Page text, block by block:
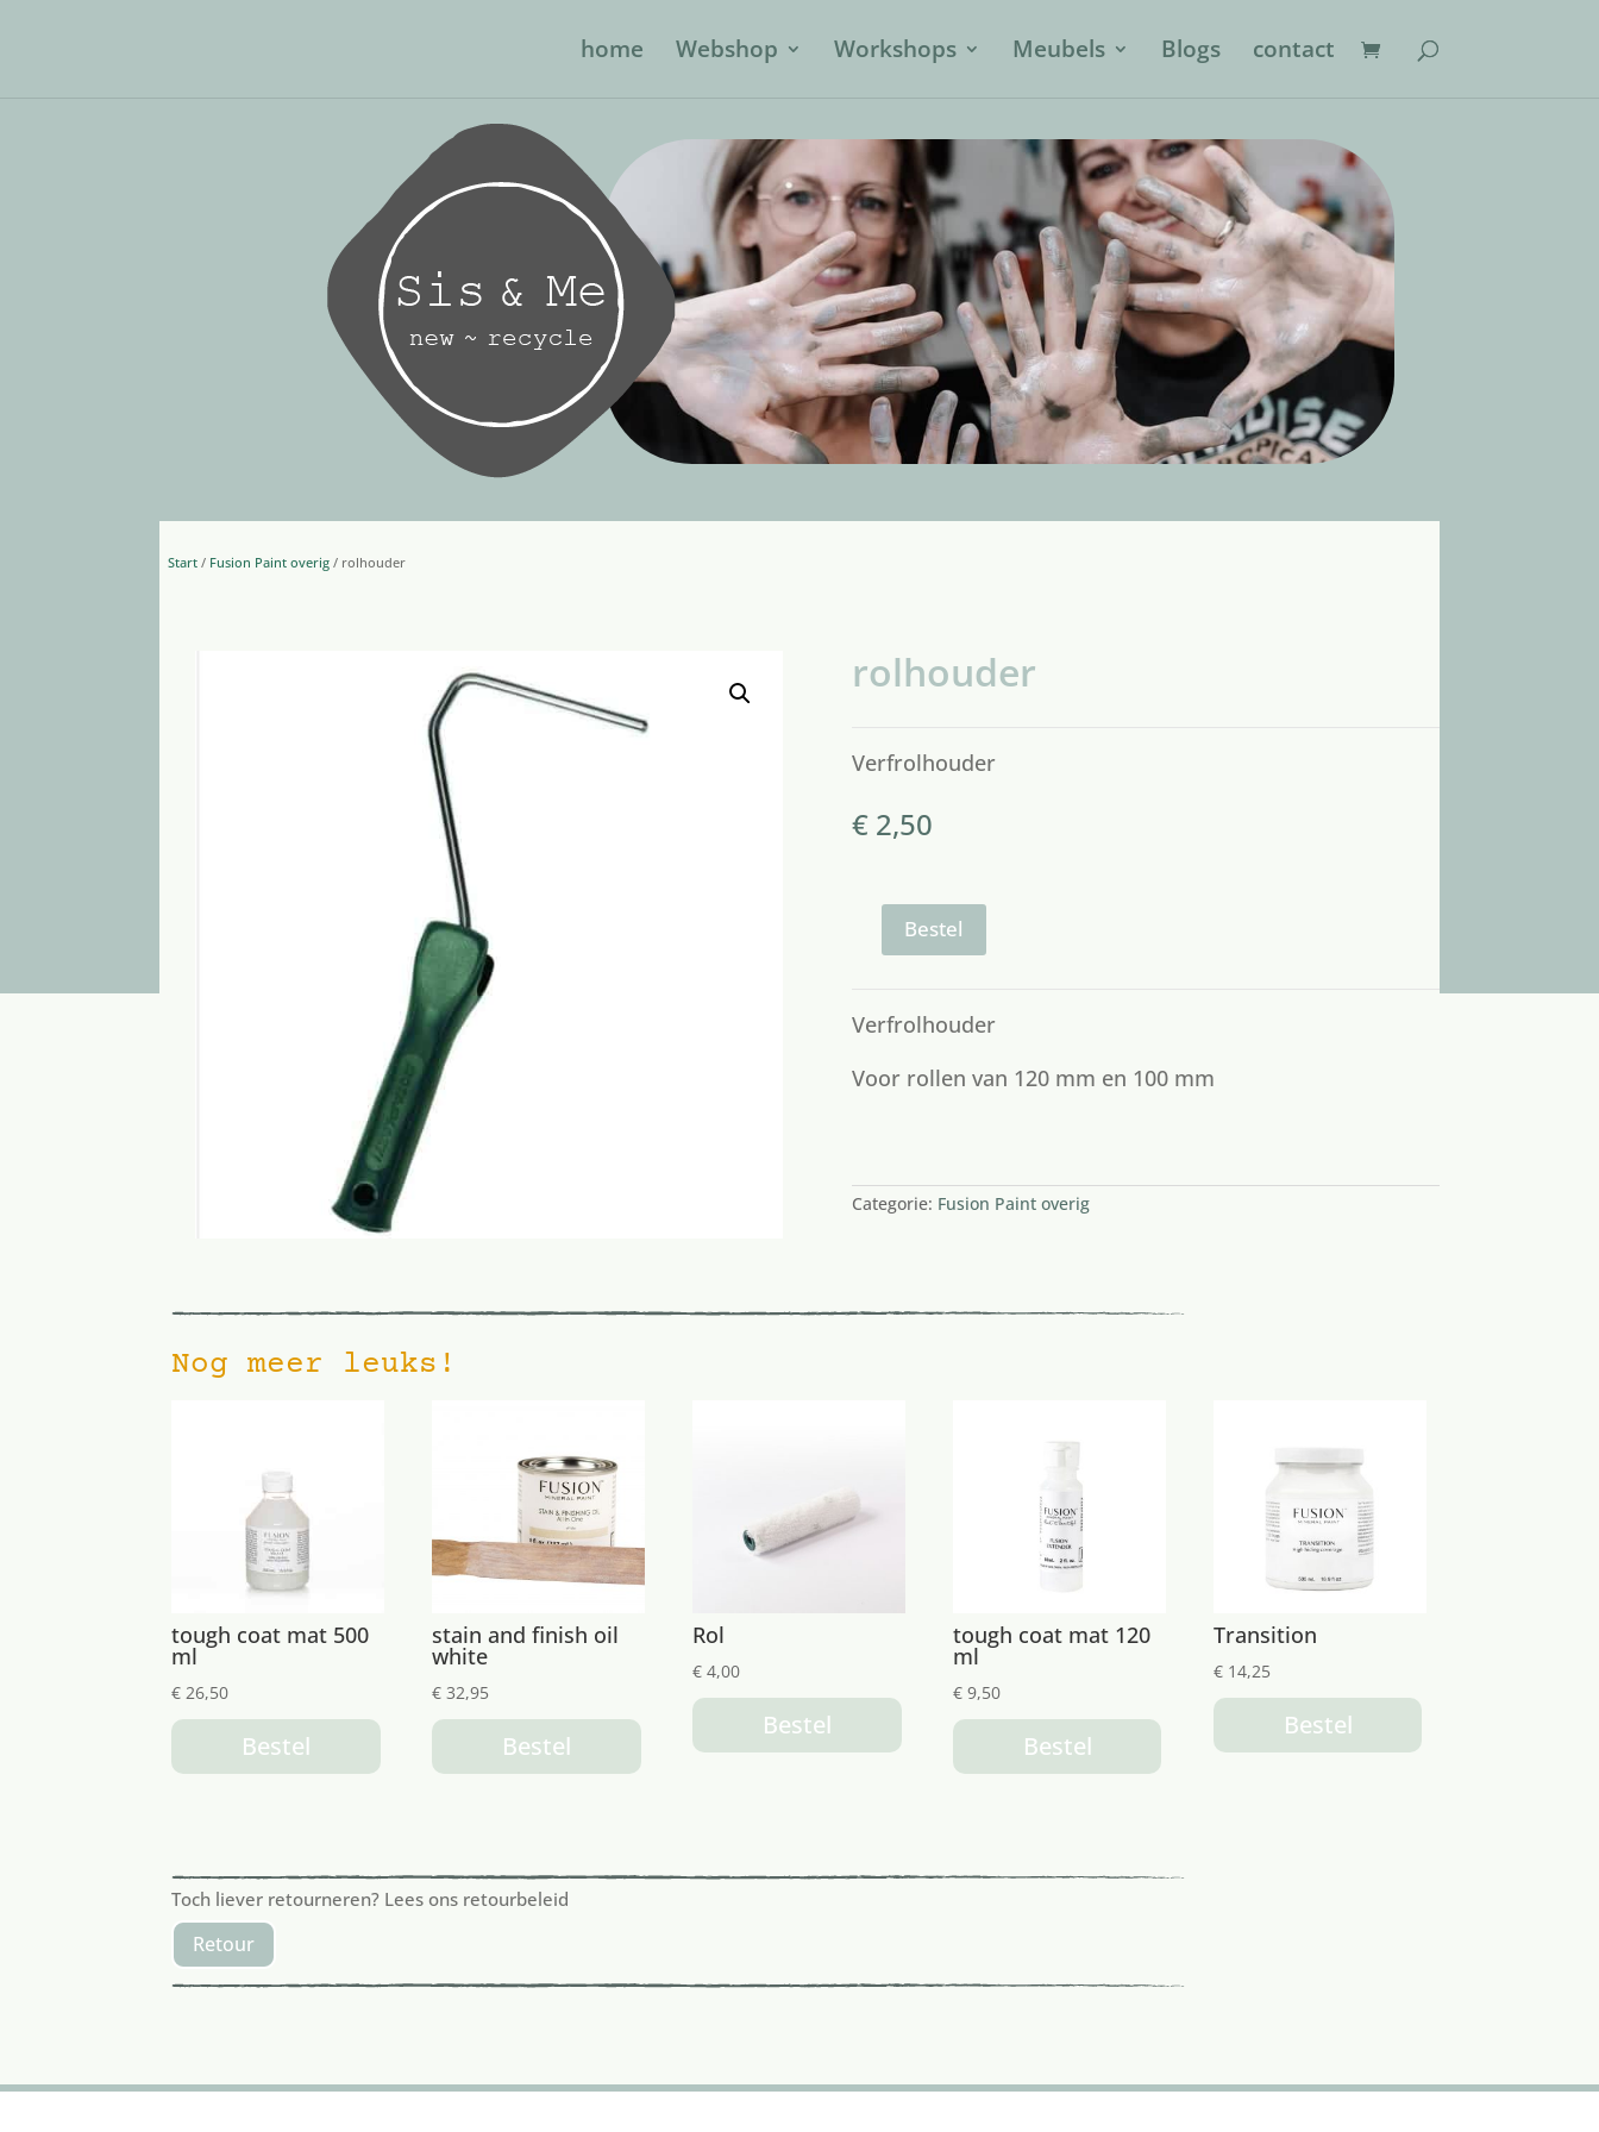
home Webshop Workshops Meubels Blogs contact
Start / Fusion Paint overig / rolhouder
rolhouder
Verfrolhouder
€2,50
rolhouder
aantalBestel
Verfrolhouder
Voor rollen van 120 mm en 100 mm
Categorie: Fusion Paint overig
Nog meer leuks!
tough coat mat 500
ml
€ 26,50
Bestel
stain and finish oil
white
€ 32,95
Bestel
Rol
€ 4,00
Bestel
tough coat mat 120
ml
€ 9,50
Bestel
Transition
€ 14,25
Bestel
Toch liever retourneren? Lees ons retourbeleid
Retour